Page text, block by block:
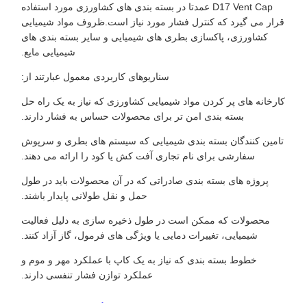
D17 Vent Cap عمدتا در بسته بندی های کشاورزی مورد استفاده
قرار می گیرد که کنترل فشار مورد نیاز است.ظروف مواد شیمیایی
کشاورزی، پاکسازی بطری های شیمیایی و سایر بسته بندی های
شیمیایی مایع.
سناریوهای کاربردی معمول عبارتند از:
کارخانه های پر کردن مواد شیمیایی کشاورزی که نیاز به یک راه حل
بسته بندی امن تر برای محصولات حساس به فشار دارند.
تامین کنندگان بسته بندی شیمیایی که سیستم های بطری و سرپوش
سفارشی برای نام تجاری آفت کش یا کود را ارائه می دهند.
پروژه های بسته بندی صادراتی که در آن محصولات باید در طول
حمل و نقل طولانی پایدار باشند.
محصولات که ممکن است در طول ذخیره سازی به دلیل فعالیت
شیمیایی، تغییرات دمایی یا ویژگی های فرمول، گاز آزاد کنند.
خطوط بسته بندی که نیاز به یک کاپ با عملکرد مهر و موم و
عملکرد توازن فشار تنفسی دارند.